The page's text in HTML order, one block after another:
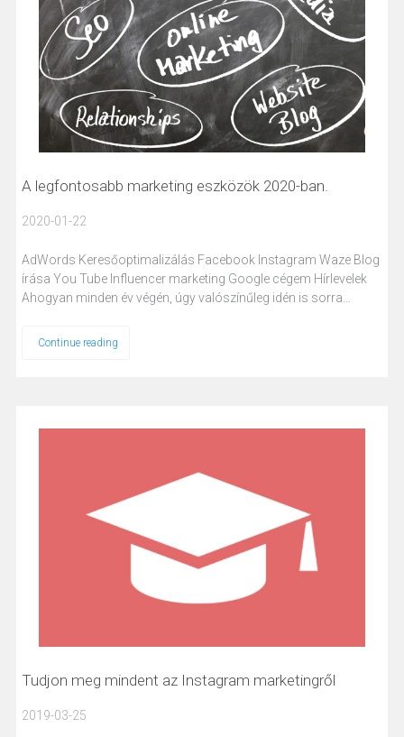
A legfontosabb marketing eszközök 2020-ban.
2020-01-22
AdWords Keresőoptimalizálás Facebook Instagram Waze Blog
írása You Tube Influencer marketing Google cégem Hírlevelek
Ahogyan minden év végén, úgy valószínűleg idén is sorra…
Continue reading
Tudjon meg mindent az Instagram marketingről
2019-03-25